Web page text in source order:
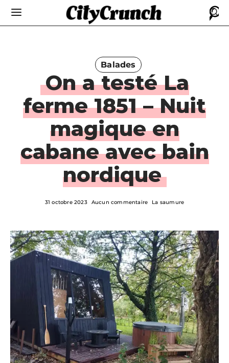
Balades
On a testé La
ferme 1851 – Nuit
magique en
cabane avec bain
nordique
31 octobre 2023 Aucun commentaire La saumure